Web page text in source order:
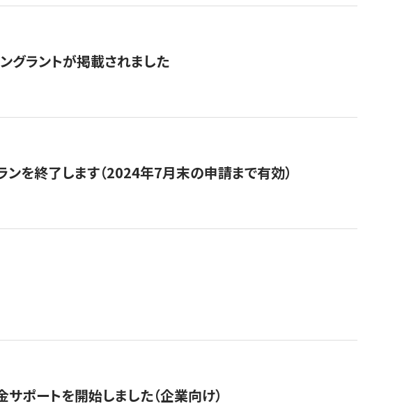
グラントが掲載されました
を終了します（2024年7月末の申請まで有効）
ポートを開始しました（企業向け）